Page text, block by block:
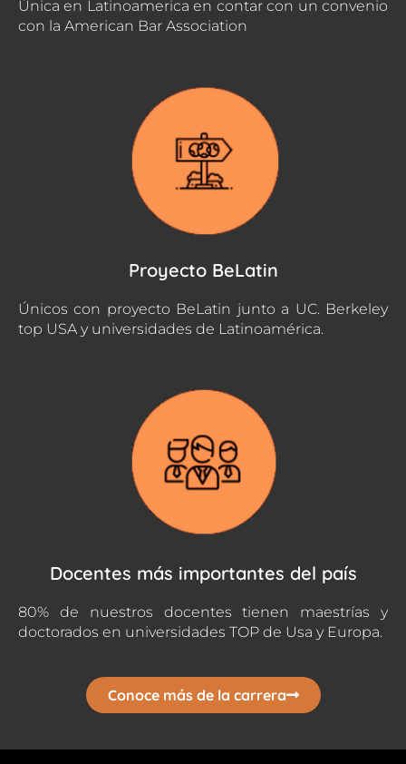
Única en Latinoamerica en contar con un convenio
con la American Bar Association
Proyecto BeLatin
Únicos con proyecto BeLatin junto a UC. Berkeley
top USA y universidades de Latinoamérica.
Docentes más importantes del país
80% de nuestros docentes tienen maestrías y
doctorados en universidades TOP de Usa y Europa.
Conoce más de la carrera